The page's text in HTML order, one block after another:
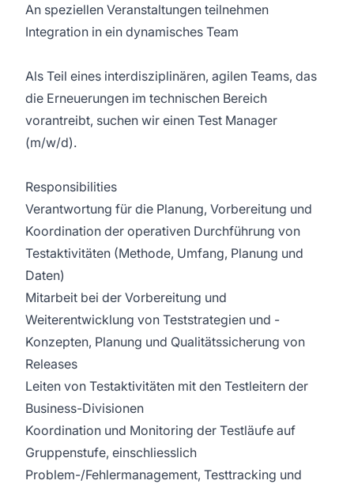
An speziellen Veranstaltungen teilnehmen
Integration in ein dynamisches Team
Als Teil eines interdisziplinären, agilen Teams, das
die Erneuerungen im technischen Bereich
vorantreibt, suchen wir einen Test Manager
(m/w/d).
Responsibilities
Verantwortung für die Planung, Vorbereitung und
Koordination der operativen Durchführung von
Testaktivitäten (Methode, Umfang, Planung und
Daten)
Mitarbeit bei der Vorbereitung und
Weiterentwicklung von Teststrategien und -
Konzepten, Planung und Qualitätssicherung von
Releases
Leiten von Testaktivitäten mit den Testleitern der
Business-Divisionen
Koordination und Monitoring der Testläufe auf
Gruppenstufe, einschliesslich
Problem-/Fehlermanagement, Testtracking und